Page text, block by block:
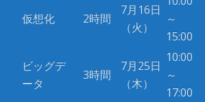
仮想化 2時間
7月16日
（火）
～
15:00
ビッグデ
ータ
3時間
7月25日
（木）
10:00
～
17:00